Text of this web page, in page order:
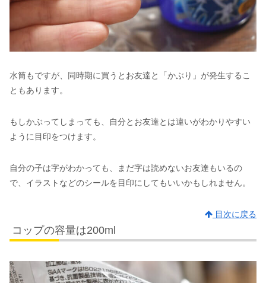
水筒もですが、同時期に買うとお友達と「かぶり」が発生するこ
ともあります。
もしかぶってしまっても、自分とお友達とは違いがわかりやすい
ように目印をつけます。
自分の子は字がわかっても、まだ字は読めないお友達もいるの
で、イラストなどのシールを目印にしてもいいかもしれません。
目次に戻る
コップの容量は200ml